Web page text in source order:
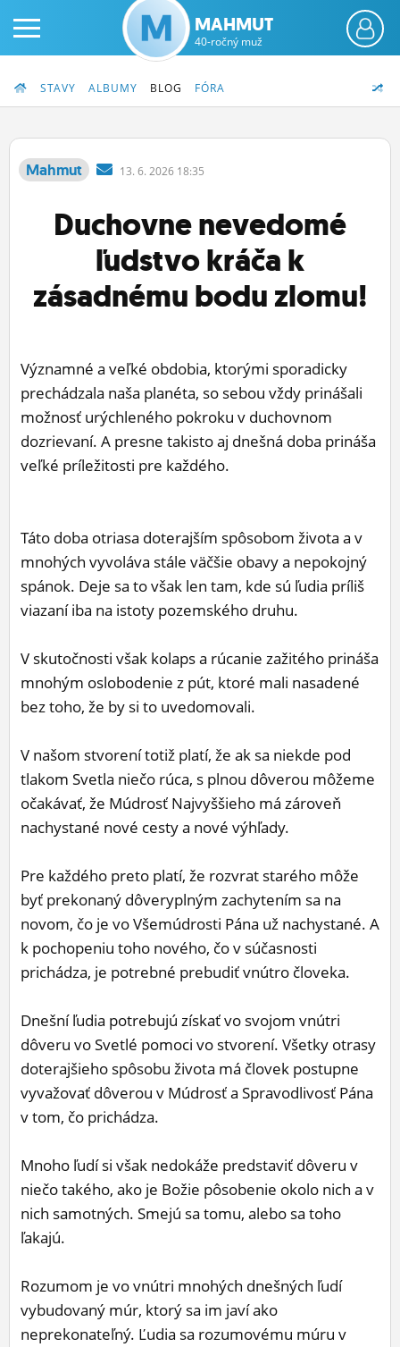
PRIHLÁS SA
ČINŽIAK
FÓRUM
STATUSY
OBRÁZKY
ĽUDIA
MÔJ PROFIL
ROLETA
MAHMUT
40-ročný muž
STAVY ALBUMY BLOG FÓRA
Mahmut 13. 6. 2026 18:35
Duchovne nevedomé
ľudstvo kráča k
zásadnému bodu zlomu!
Významné a veľké obdobia, ktorými sporadicky
prechádzala naša planéta, so sebou vždy prinášali
možnosť urýchleného pokroku v duchovnom
dozrievaní. A presne takisto aj dnešná doba prináša
veľké príležitosti pre každého.
Táto doba otriasa doterajším spôsobom života a v
mnohých vyvoláva stále väčšie obavy a nepokojný
spánok. Deje sa to však len tam, kde sú ľudia príliš
viazaní iba na istoty pozemského druhu.
V skutočnosti však kolaps a rúcanie zažitého prináša
mnohým oslobodenie z pút, ktoré mali nasadené
bez toho, že by si to uvedomovali.
V našom stvorení totiž platí, že ak sa niekde pod
tlakom Svetla niečo rúca, s plnou dôverou môžeme
očakávať, že Múdrosť Najvyššieho má zároveň
nachystané nové cesty a nové výhľady.
Pre každého preto platí, že rozvrat starého môže
byť prekonaný dôveryplným zachytením sa na
novom, čo je vo Všemúdrosti Pána už nachystané. A
k pochopeniu toho nového, čo v súčasnosti
prichádza, je potrebné prebudiť vnútro človeka.
Dnešní ľudia potrebujú získať vo svojom vnútri
dôveru vo Svetlé pomoci vo stvorení. Všetky otrasy
doterajšieho spôsobu života má človek postupne
vyvažovať dôverou v Múdrosť a Spravodlivosť Pána
v tom, čo prichádza.
Mnoho ľudí si však nedokáže predstaviť dôveru v
niečo takého, ako je Božie pôsobenie okolo nich a v
nich samotných. Smejú sa tomu, alebo sa toho
ľakajú.
Rozumom je vo vnútri mnohých dnešných ľudí
vybudovaný múr, ktorý sa im javí ako
neprekonateľný. Ľudia sa rozumovému múru v